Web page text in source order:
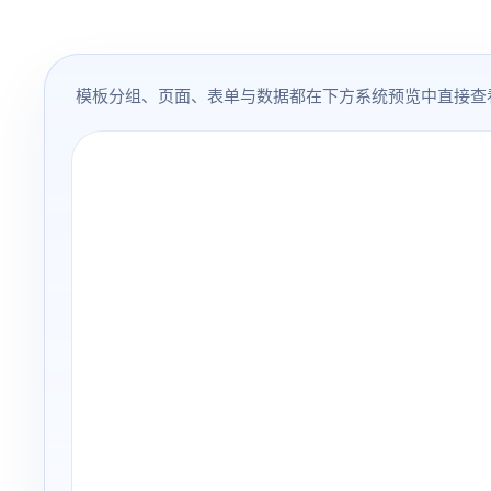
模板分组、页面、表单与数据都在下方系统预览中直接查